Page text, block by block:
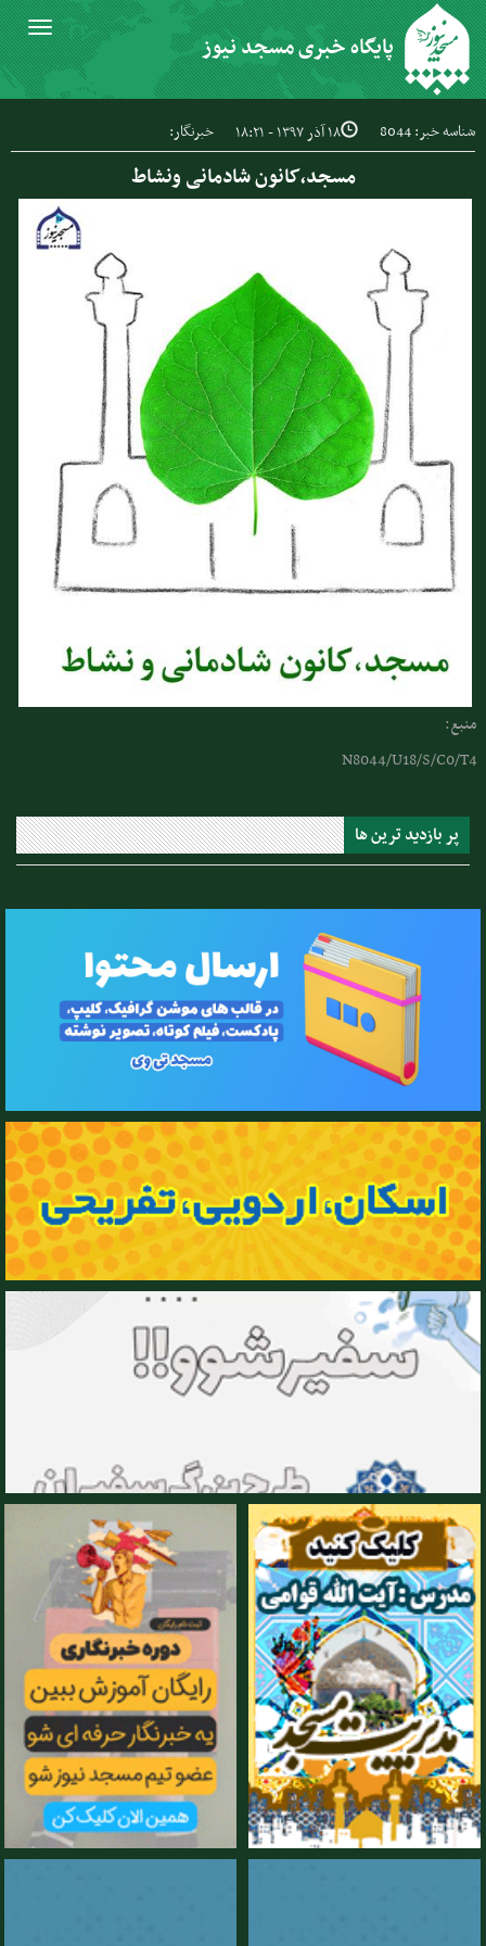
پایگاه خبری مسجد نیوز
Toggle
شناسه خبر: 8044 ۱۸ آذر ۱۳۹۷ - ۱۸:۲۱ خبرنگار:
مسجد،کانون شادمانی ونشاط
منبع:
N8044/U18/S/C0/T4
پر بازدید ترین ها